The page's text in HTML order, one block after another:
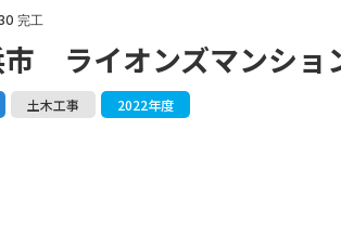
完工
ライオンズマンショ
土木工事 2022年度